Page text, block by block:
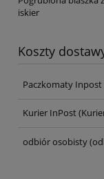
iskier
Koszty
Cena nie
Paczkomaty Inpost
Kurier InPost
odbiór osobisty